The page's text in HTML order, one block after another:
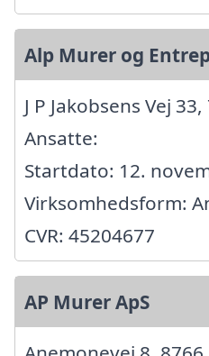
Alp Murer og
J P Jakobsens Vej
Ansatte:
Startdato: 12.
Virksomhedsform:
CVR: 45204677
AP Murer ApS